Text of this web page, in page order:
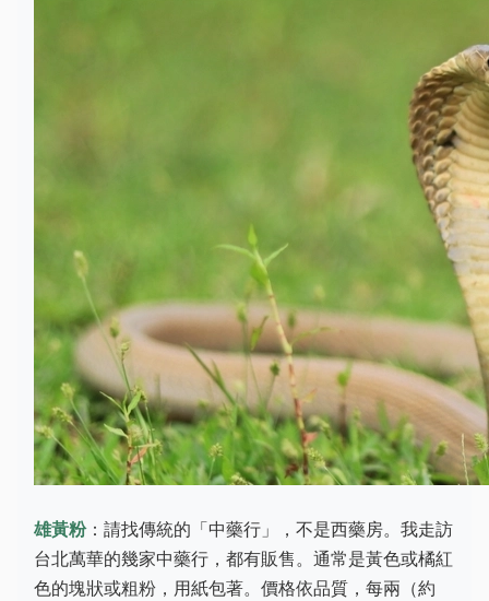
雄黃粉：請找傳統的「中藥行」，不是西藥房。我走訪
台北萬華的幾家中藥行，都有販售。通常是黃色或橘紅
色的塊狀或粗粉，用紙包著。價格依品質，每兩（約